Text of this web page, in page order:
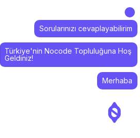
Merhaba
Türkiye'nin Nocode Topluluğuna Hoş
Geldiniz!
Sorularınızı cevaplayabilirim